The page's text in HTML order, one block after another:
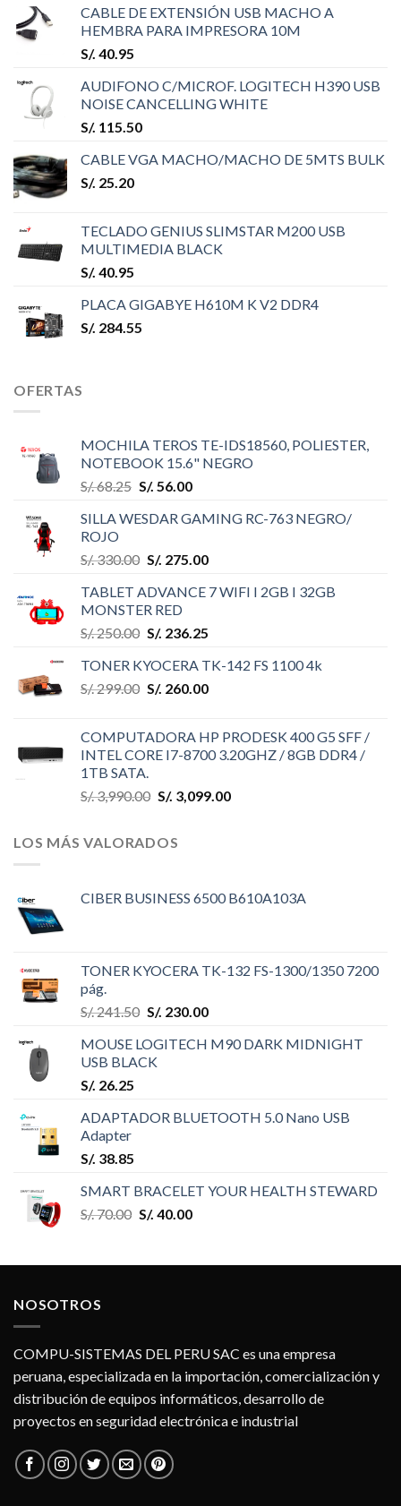
CABLE DE EXTENSIÓN USB MACHO A
HEMBRA PARA IMPRESORA 10M
S/. 40.95
AUDIFONO C/MICROF. LOGITECH H390 USB
NOISE CANCELLING WHITE
S/. 115.50
CABLE VGA MACHO/MACHO DE 5MTS BULK
S/. 25.20
TECLADO GENIUS SLIMSTAR M200 USB
MULTIMEDIA BLACK
S/. 40.95
PLACA GIGABYE H610M K V2 DDR4
S/. 284.55
OFERTAS
MOCHILA TEROS TE-IDS18560, POLIESTER,
NOTEBOOK 15.6" NEGRO
S/.68.25 S/. 56.00
SILLA WESDAR GAMING RC-763 NEGRO/
ROJO
S/.330.00 S/. 275.00
TABLET ADVANCE 7 WIFI I 2GB I 32GB
MONSTER RED
S/.250.00 S/. 236.25
TONER KYOCERA TK-142 FS 1100 4k
S/.299.00 S/. 260.00
COMPUTADORA HP PRODESK 400 G5 SFF /
INTEL CORE I7-8700 3.20GHZ / 8GB DDR4 /
1TB SATA.
S/.3,990.00 S/. 3,099.00
LOS MÁS VALORADOS
CIBER BUSINESS 6500 B610A103A
TONER KYOCERA TK-132 FS-1300/1350 7200
pág.
S/.241.50 S/. 230.00
MOUSE LOGITECH M90 DARK MIDNIGHT
USB BLACK
S/. 26.25
ADAPTADOR BLUETOOTH 5.0 Nano USB
Adapter
S/. 38.85
SMART BRACELET YOUR HEALTH STEWARD
S/.70.00 S/. 40.00
NOSOTROS
COMPU-SISTEMAS DEL PERU SAC es una empresa
peruana, especializada en la importación, comercialización y
distribución de equipos informáticos, desarrollo de
proyectos en seguridad electrónica e industrial